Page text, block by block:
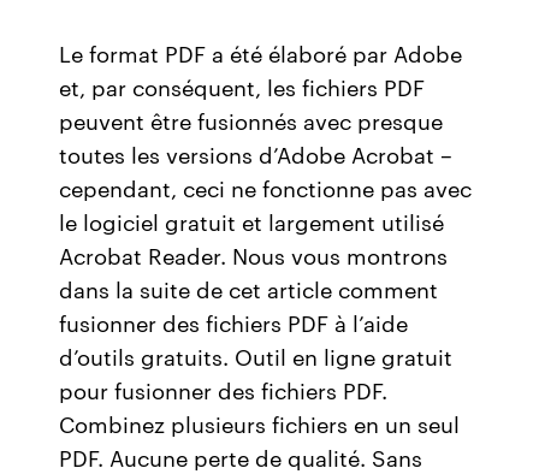
Le format PDF a été élaboré par Adobe
et, par conséquent, les fichiers PDF
peuvent être fusionnés avec presque
toutes les versions d’Adobe Acrobat –
cependant, ceci ne fonctionne pas avec
le logiciel gratuit et largement utilisé
Acrobat Reader. Nous vous montrons
dans la suite de cet article comment
fusionner des fichiers PDF à l’aide
d’outils gratuits. Outil en ligne gratuit
pour fusionner des fichiers PDF.
Combinez plusieurs fichiers en un seul
PDF. Aucune perte de qualité. Sans